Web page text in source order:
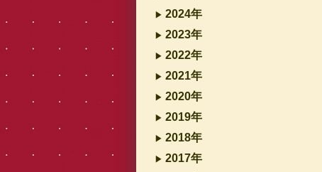
2024年
2023年
2022年
2021年
2020年
2019年
2018年
2017年